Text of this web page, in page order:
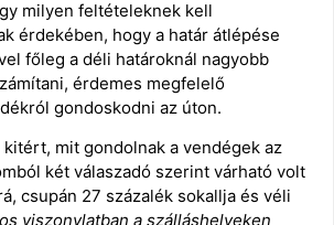
milyen feltételeknek kell
érdekében, hogy a határ átlépése
főleg a déli határoknál nagyobb
érdemes megfelelő
gondoskodni az úton.
mit gondolnak a vendégek az
két válaszadó szerint várható volt
csupán 27 százalék sokallja és véli
viszonylatban a szálláshelyeken